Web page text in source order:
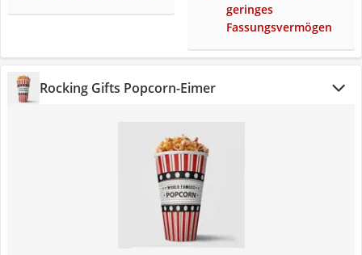
geringes
Fassungsvermögen
Rocking Gifts Popcorn-Eimer